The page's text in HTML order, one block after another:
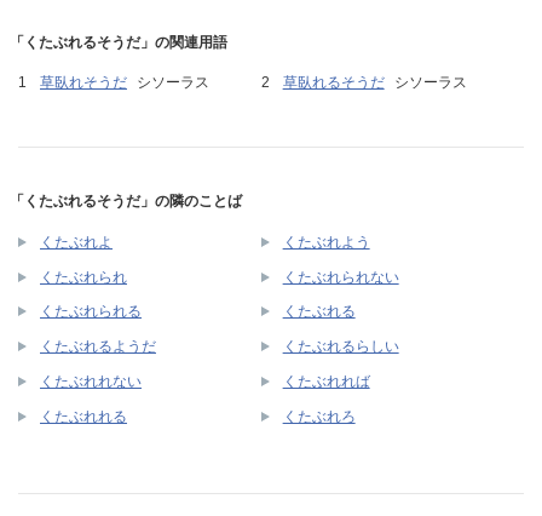
「くたぶれるそうだ」の関連用語
草臥れそうだ シソーラス 草臥れるそうだ シソーラス
「くたぶれるそうだ」の隣のことば
くたぶれよ くたぶれよう
くたぶれられ くたぶれられない
くたぶれられる くたぶれる
くたぶれるようだ くたぶれるらしい
くたぶれれない くたぶれれば
くたぶれれる くたぶれろ